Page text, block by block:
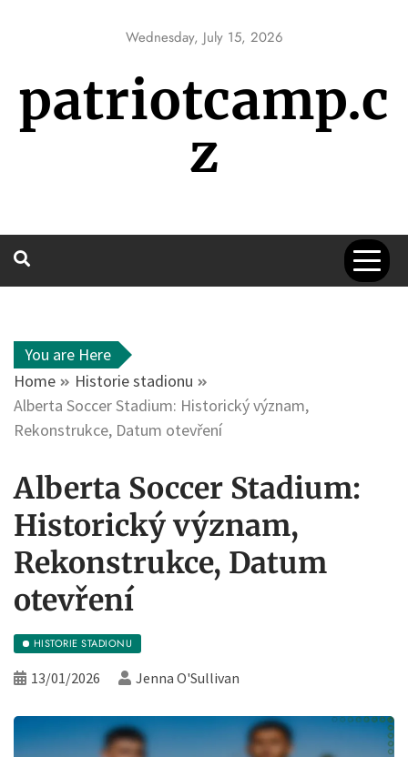
Wednesday, July 15, 2026
patriotcamp.c
z
You are Here
Home
Historie stadionu
Alberta Soccer Stadium: Historický význam,
Rekonstrukce, Datum otevření
Alberta Soccer Stadium:
Historický význam,
Rekonstrukce, Datum
otevření
HISTORIE STADIONU
13/01/2026 Jenna O'Sullivan